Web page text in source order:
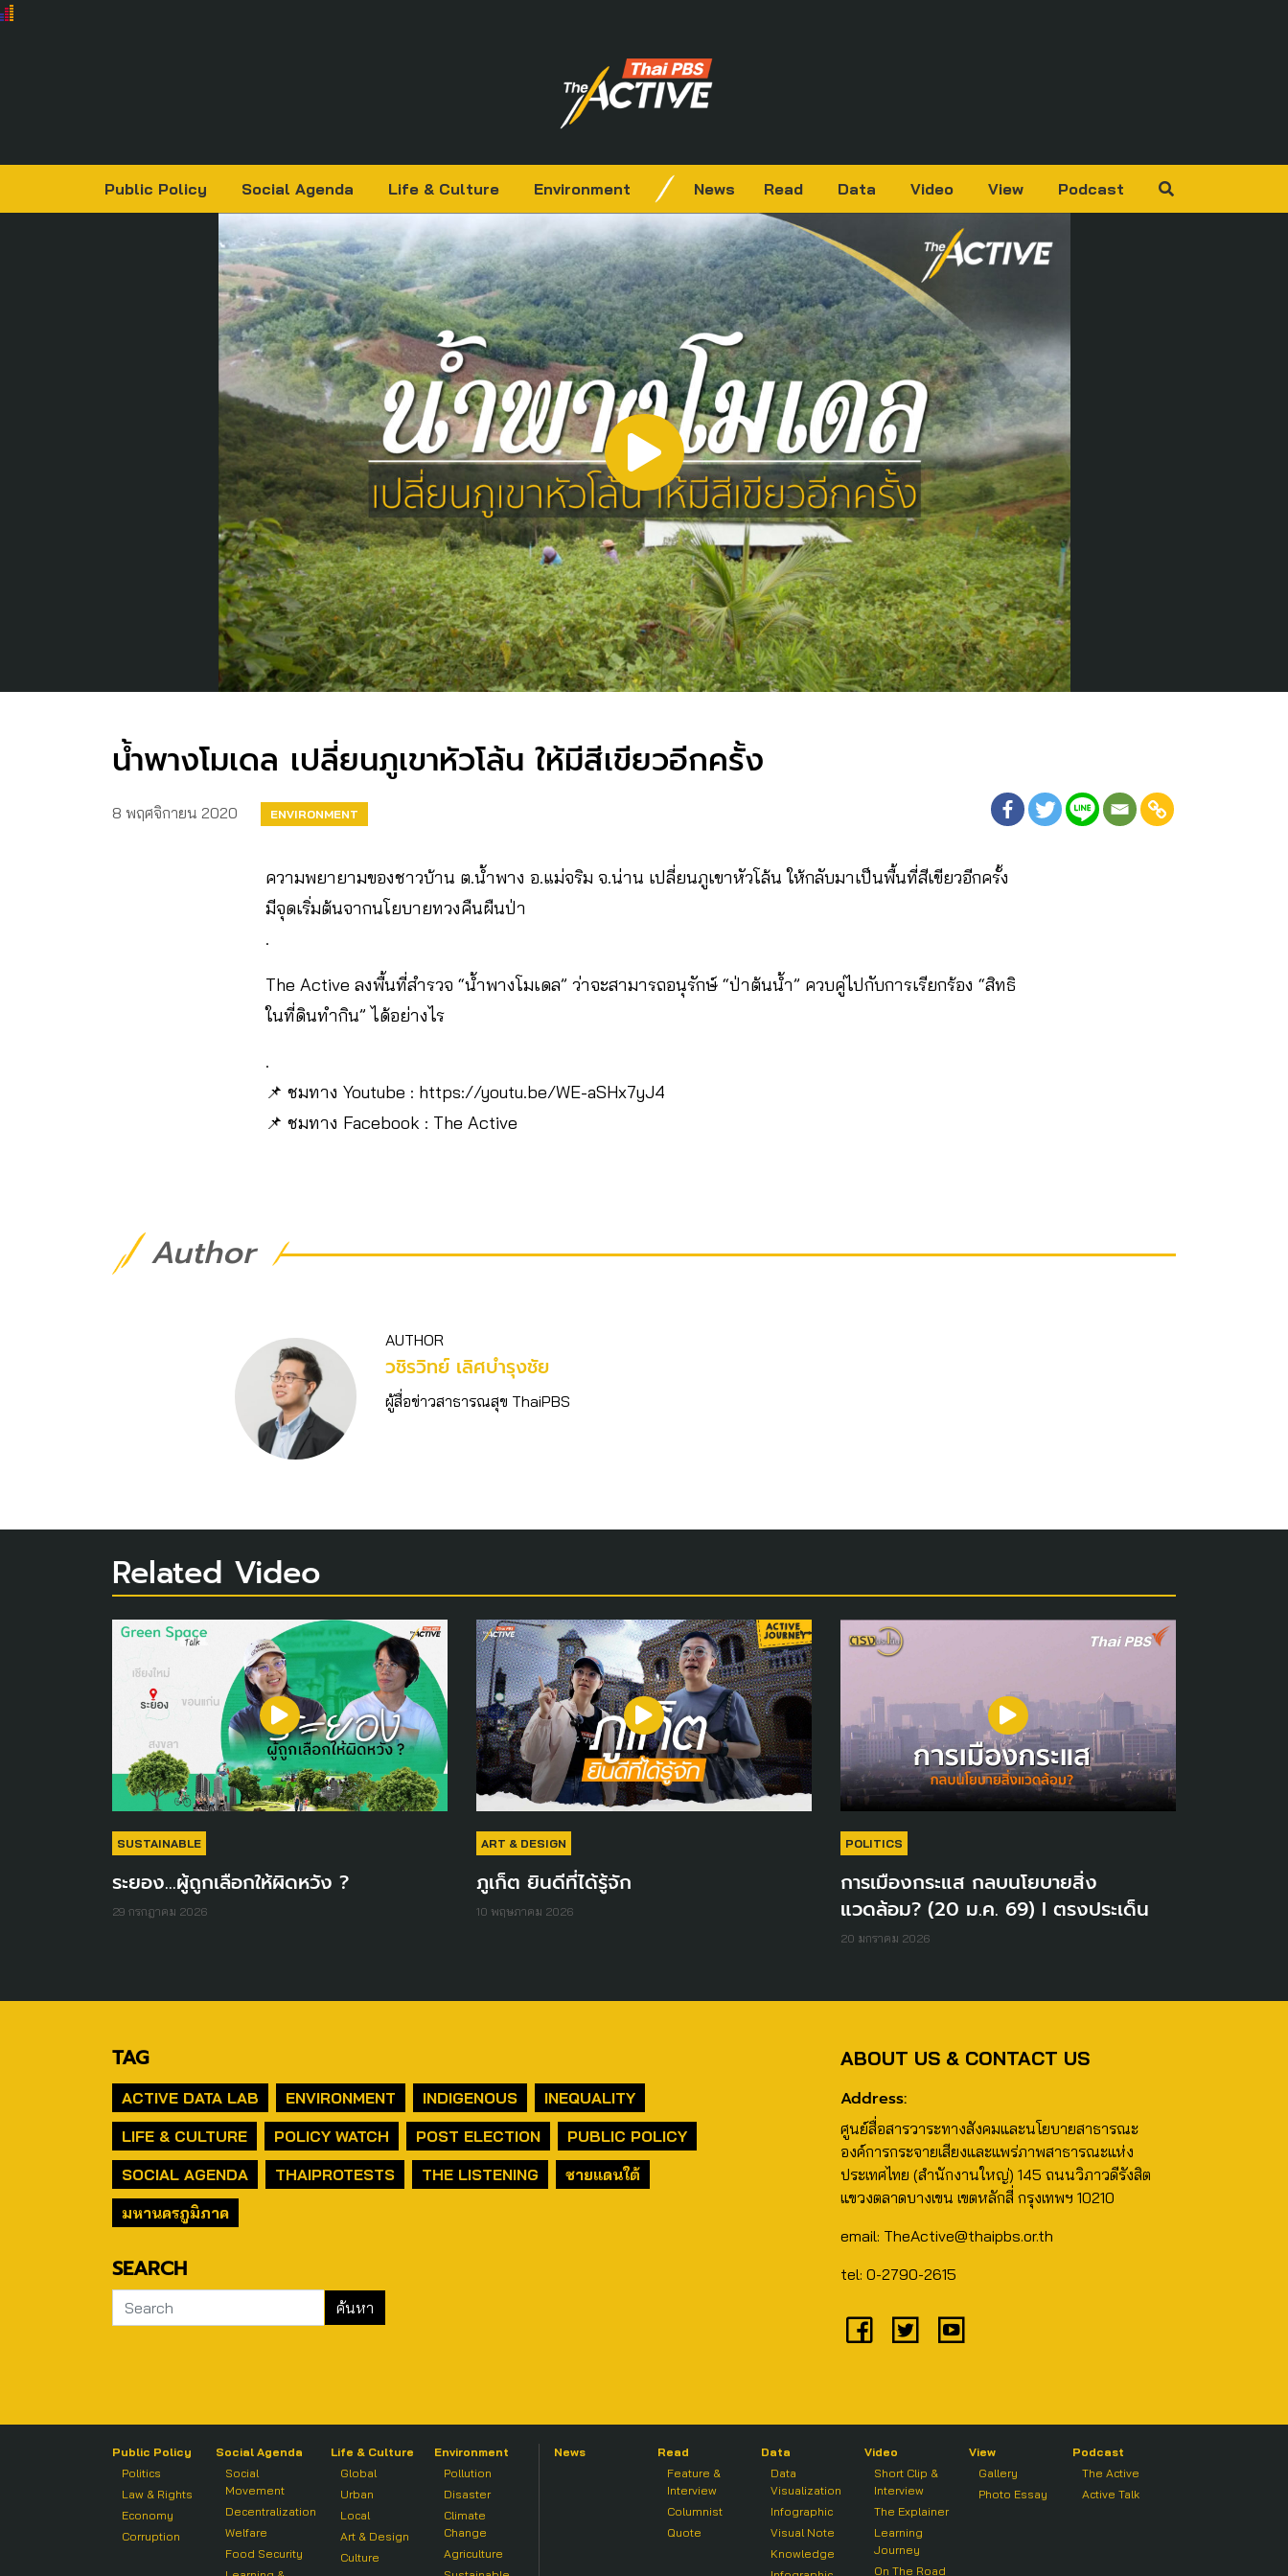
Public Policy Social Agenda Life & Culture Environment News Read Data Video View Podcast
น้ำพางโมเดล เปลี่ยนภูเขาหัวโล้น ให้มีสีเขียวอีกครั้ง
8 พฤศจิกายน 2020 ENVIRONMENT
ความพยายามของชาวบ้าน​ ต.น้ำพาง​ อ.แม่จริม​ จ.น่าน​ เปลี่ยนภูเขาหัวโล้น​ ให้กลับมาเป็นพื้นที่สีเขียวอีกครั้ง
มีจุดเริ่มต้นจากนโยบายทวงคืนผืนป่า
.
The Active ลงพื้นที่สำรวจ “น้ำพางโมเดล” ว่าจะสามารถอนุรักษ์ “ป่าต้นน้ำ” ควบคู่ไปกับการเรียกร้อง “สิทธิ
ในที่ดินทำกิน” ได้อย่างไร
.
📌 ชมทาง Youtube : https://youtu.be/WE-aSHx7yJ4
📌 ชมทาง Facebook : The Active
Author
AUTHOR
วชิร​วิทย์​ เลิศบำรุงชัย
ผู้สื่อข่าวสาธารณสุข ThaiPBS
Related Video
SUSTAINABLE
ระยอง...ผู้ถูกเลือกให้ผิดหวัง ?
29 กรกฎาคม 2026
ART & DESIGN
ภูเก็ต ยินดีที่ได้รู้จัก
10 พฤษภาคม 2026
POLITICS
การเมืองกระแส กลบนโยบายสิ่ง
แวดล้อม? (20 ม.ค. 69) I ตรงประเด็น
20 มกราคม 2026
TAG
ACTIVE DATA LAB ENVIRONMENT INDIGENOUS
INEQUALITY
LIFE & CULTURE
POLICY WATCH POST ELECTION
PUBLIC POLICY
SOCIAL AGENDA
THAIPROTESTS THE LISTENING
ชายแดนใต้
มหานครภูมิภาค
SEARCH
ABOUT US & CONTACT US
Address:
ศูนย์สื่อสารวาระทางสังคมและนโยบายสาธารณะ
องค์การกระจายเสียงและแพร่ภาพสาธารณะแห่ง
ประเทศไทย (สำนักงานใหญ่) 145 ถนนวิภาวดีรังสิต
แขวงตลาดบางเขน เขตหลักสี่ กรุงเทพฯ 10210
email: TheActive@thaipbs.or.th
tel: 0-2790-2615
Public Policy
Politics
Law & Rights
Economy
Corruption
Social Agenda
Social
Movement
Decentralization
Welfare
Food Security
Life & Culture
Global
Urban
Local
Art & Design
Culture
Environment
Pollution
Disaster
Climate
Change
Agriculture
News
Read
Feature &
Interview
Columnist
Quote
Data
Data
Visualization
Infographic
Visual Note
Knowledge
Video
Short Clip &
Interview
The Explainer
Learning
Journey
On The Road
View
Gallery
Photo Essay
Podcast
The Active
Active Talk